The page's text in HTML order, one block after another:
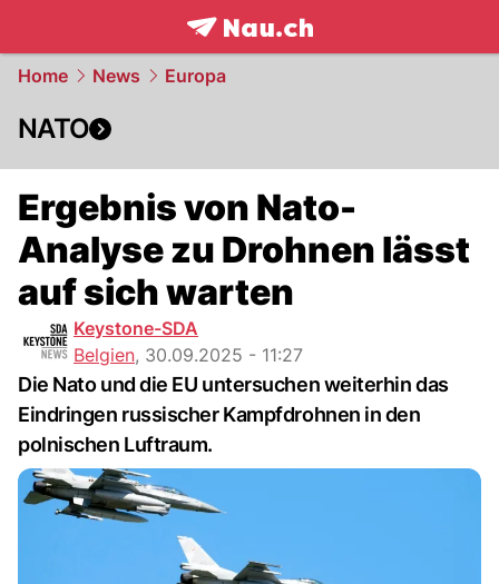
frontpage.NAU.ch
Home News Europa
NATO
Ergebnis von Nato-
Analyse zu Drohnen lässt
auf sich warten
Keystone-SDA
Belgien, 30.09.2025 - 11:27
Die Nato und die EU untersuchen weiterhin das
Eindringen russischer Kampfdrohnen in den
polnischen Luftraum.